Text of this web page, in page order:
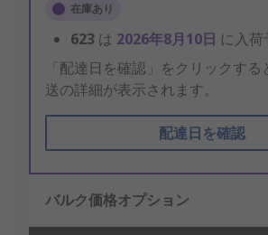
在庫あり
623 は 2026年8月10日 に入荷
「配達日を確認」をクリックす
送の詳細が表示されます。
配達日を確認
バルク価格オプション